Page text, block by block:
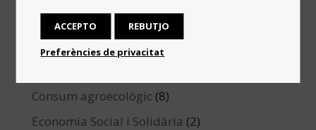
Associació(4)
Campanya de microfinançament
Consum agroecològic (8)
Economia Social i Solidària (2)
ACCEPTO REBUTJO
Preferències de privacitat